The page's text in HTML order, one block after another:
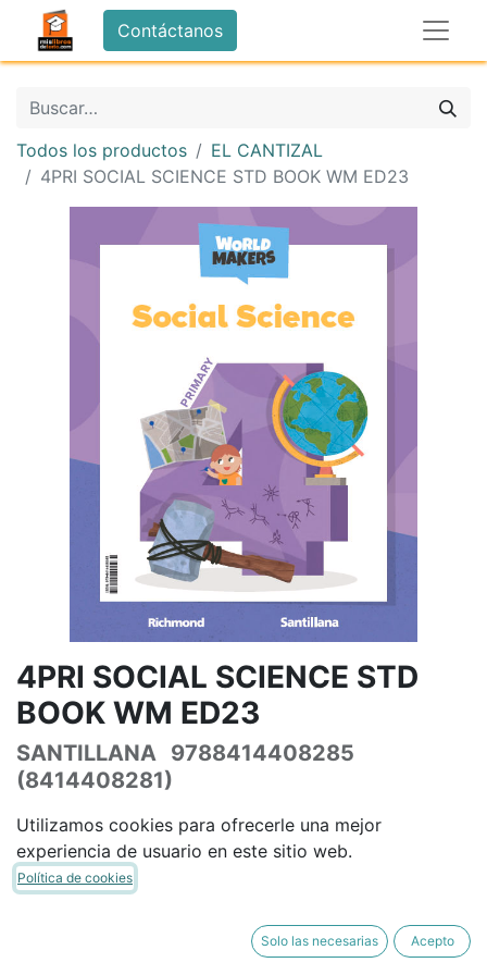
Contáctanos
Todos los productos
EL CANTIZAL
4PRI SOCIAL SCIENCE STD BOOK WM ED23
4PRI SOCIAL SCIENCE STD
BOOK WM ED23
SANTILLANA 9788414408285
(8414408281)
33,80€ 39,76€ IVA Incluido
COMPRAR AHORA
Utilizamos cookies para ofrecerle una mejor
experiencia de usuario en este sitio web.
Política de cookies
Solo las necesarias Acepto